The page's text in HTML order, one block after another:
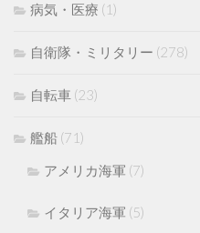
病気・医療 (1)
自衛隊・ミリタリー (278)
自転車 (23)
艦船 (71)
アメリカ海軍 (7)
イタリア海軍 (5)